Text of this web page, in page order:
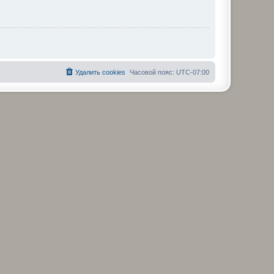
Часовой пояс: UTC-07:00
Удалить cookies